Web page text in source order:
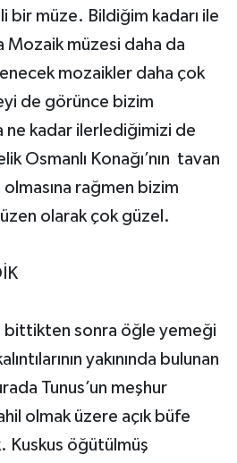
bir müze. Bildiğim kadarı ile
Mozaik müzesi daha da
mozaikler daha çok
de görünce bizim
ne kadar ilerlediğimizi de
Osmanlı Konağı’nın tavan
rağmen bizim
olarak çok güzel.
bittikten sonra öğle yemeği
yakınında bulunan
Tunus’un meşhur
olmak üzere açık büfe
Kuskus öğütülmüş